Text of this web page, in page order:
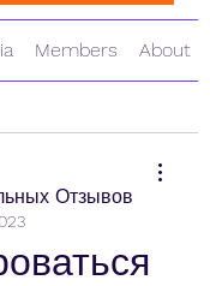
Members About
Отзывов